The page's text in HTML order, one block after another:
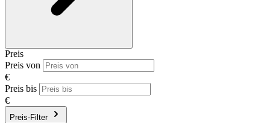
Preis
Preis von
€
Preis bis
€
Preis-Filter